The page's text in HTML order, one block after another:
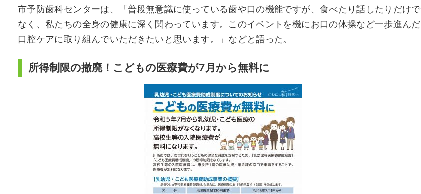
市予防歯科センターは、「普段無意識に使っている歯や口の機能ですが、食べたり話したりだけで
なく、私たちの全身の健康に深く関わっています。このイベントを機にお口の体操など一歩進んだ
口腔ケアに取り組んでいただきたいと思います。」などと語った。
所得制限の撤廃！こどもの医療費が7月から無料に